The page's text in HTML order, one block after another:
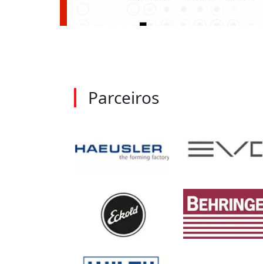
Serras Copo WILPU | Sierras huecas
Parceiros